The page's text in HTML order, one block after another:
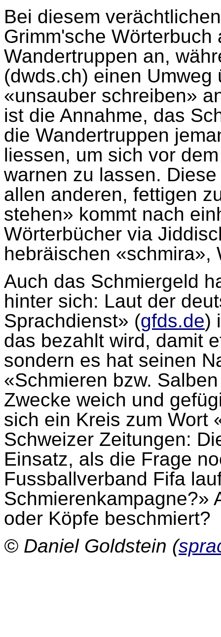
Bei diesem
Grimm'sche
Wandertruppen an,
(dwds.ch) einen
«unsauber schreiben»
ist die Annahme, das
die Wandertruppen
liessen, um sich vor
warnen zu lassen.
allen anderen, fettigen
stehen» kommt nach
Wörterbücher via
hebräischen «schmira»,
Auch das Schmiergeld
hinter sich: Laut der
Sprachdienst» (gfds.de)
das bezahlt wird, damit
sondern es hat seinen
«Schmieren bzw.
Zwecke weich und
sich ein Kreis zum Wort
Schweizer Zeitungen:
Einsatz, als die Frage
Fussballverband Fifa
Schmierenkampagne?»
oder Köpfe beschmiert?
© Daniel Goldstein (